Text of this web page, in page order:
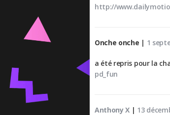
http://
Onche onche | 1
a été repris pour la
pd_fun
Anthony X | 13